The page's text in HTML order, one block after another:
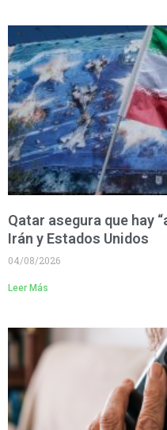
Qatar asegura que hay
Irán y Estados Unidos
04/08/2026
Leer Más